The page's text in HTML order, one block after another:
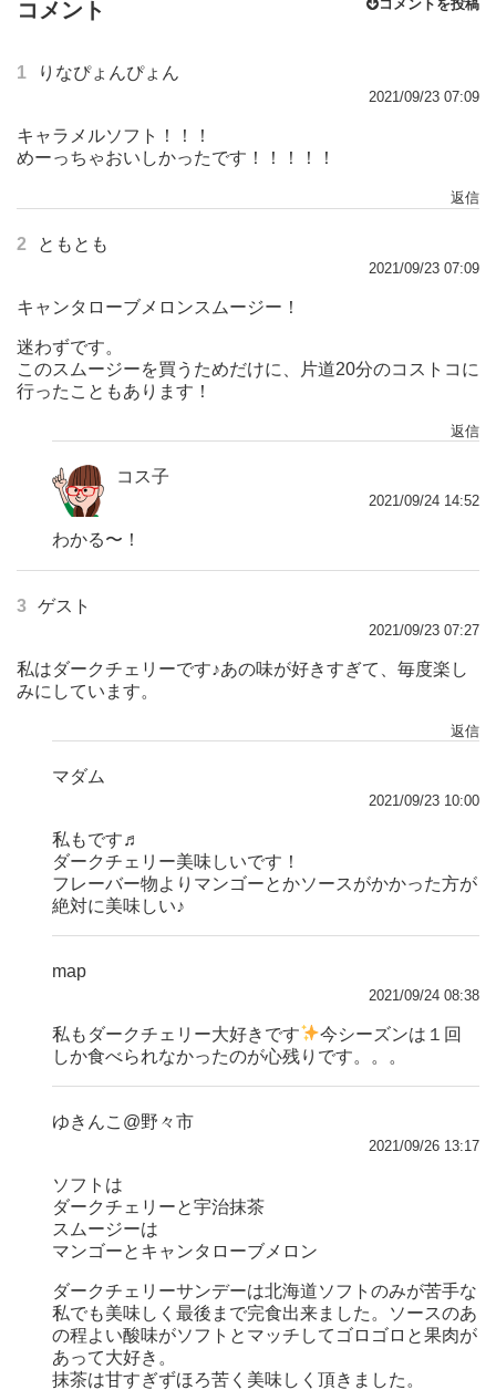
コメント コメントを投稿
1 りなぴょんぴょん
2021/09/23 07:09
キャラメルソフト！！！
めーっちゃおいしかったです！！！！！
返信
2 ともとも
2021/09/23 07:09
キャンタローブメロンスムージー！
迷わずです。
このスムージーを買うためだけに、片道20分のコストコに
行ったこともあります！
返信
コス子
2021/09/24 14:52
わかる〜！
3 ゲスト
2021/09/23 07:27
私はダークチェリーです♪あの味が好きすぎて、毎度楽し
みにしています。
返信
マダム
2021/09/23 10:00
私もです♬
ダークチェリー美味しいです！
フレーバー物よりマンゴーとかソースがかかった方が
絶対に美味しい♪
map
2021/09/24 08:38
私もダークチェリー大好きです
今シーズンは１回
しか食べられなかったのが心残りです。。。
ゆきんこ@野々市
2021/09/26 13:17
ソフトは
ダークチェリーと宇治抹茶
スムージーは
マンゴーとキャンタローブメロン
ダークチェリーサンデーは北海道ソフトのみが苦手な
私でも美味しく最後まで完食出来ました。ソースのあ
の程よい酸味がソフトとマッチしてゴロゴロと果肉が
あって大好き。
抹茶は甘すぎずほろ苦く美味しく頂きました。